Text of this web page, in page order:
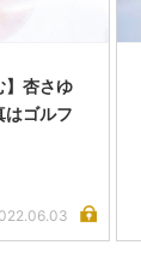
】杏さゆ
はゴルフ